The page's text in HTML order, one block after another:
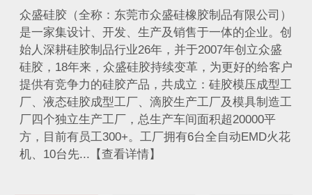
众盛硅胶（全称：东莞市众盛硅橡胶制品有限公司）
是一家集设计、开发、生产及销售于一体的企业。创
始人深耕硅胶制品行业26年，并于2007年创立众盛
硅胶，18年来，众盛硅胶持续变革，为更好的给客户
提供有竞争力的硅胶产品，共成立：硅胶模压成型工
厂、液态硅胶成型工厂、滴胶生产工厂及模具制造工
厂四个独立生产工厂，总生产车间面积超20000平
方，目前有员工300+。工厂拥有6台全自动EMD火花
机、10台先...【查看详情】